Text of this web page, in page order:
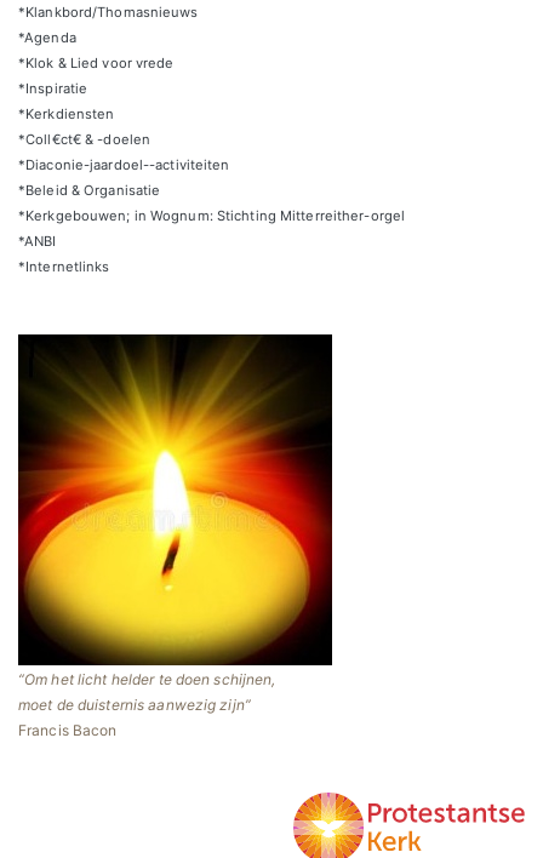
*Klankbord/Thomasnieuws
*Agenda
*Klok & Lied voor vrede
*Inspiratie
*Kerkdiensten
*Coll€ct€ & -doelen
*Diaconie-jaardoel--activiteiten
*Beleid & Organisatie
*Kerkgebouwen; in Wognum: Stichting Mitterreither-orgel
*ANBI
*Internetlinks
Om het licht helder te doen schijnen,
moet de duisternis aanwezig zijn
Francis Bacon